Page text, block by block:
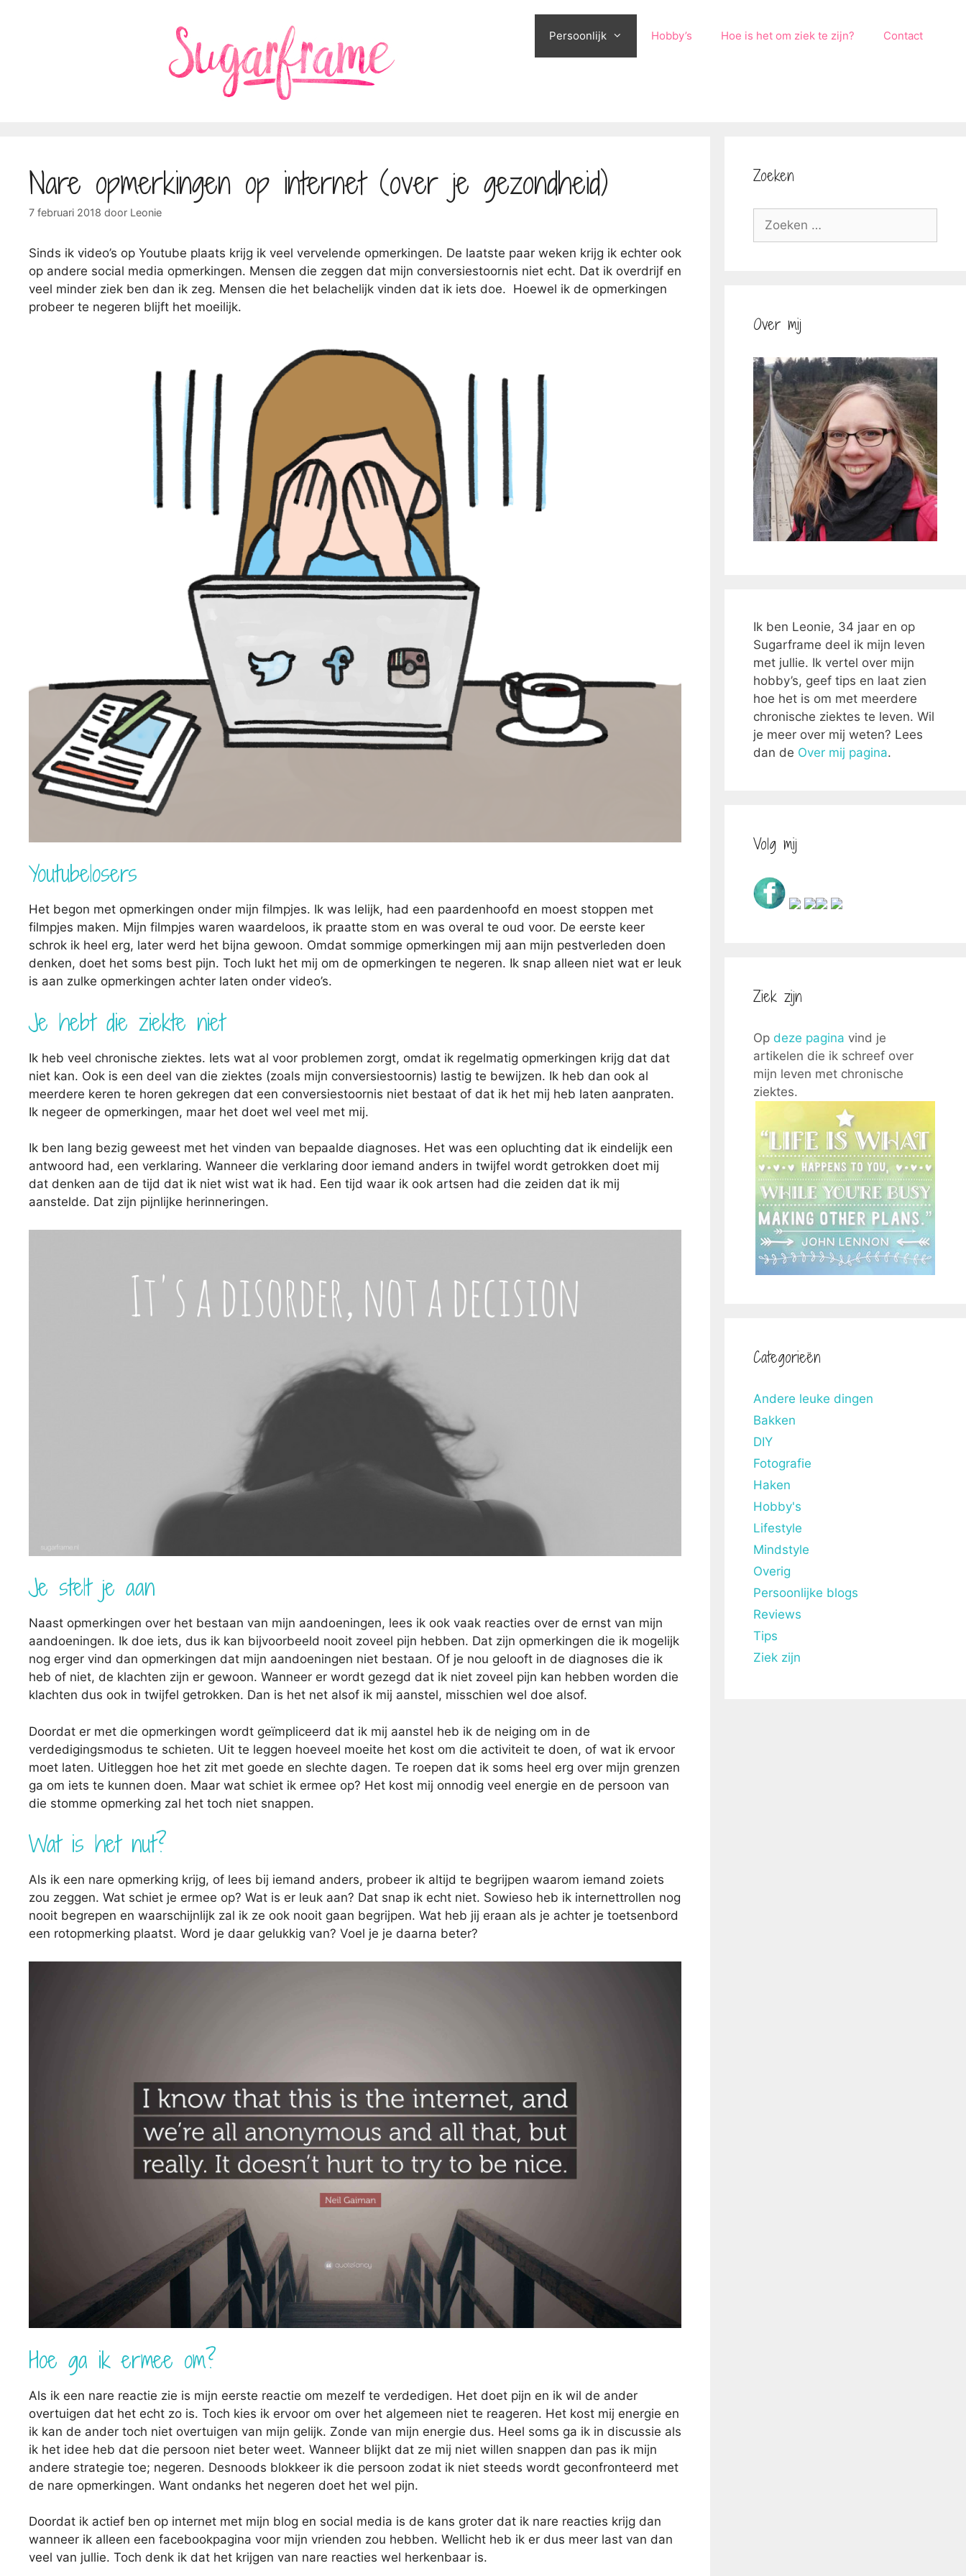
Persoonlijk Hobby’s Hoe is het om ziek te zijn? Contact
Nare opmerkingen op internet (over je gezondheid)
7 februari 2018 door Leonie
Sinds ik video’s op Youtube plaats krijg ik veel vervelende opmerkingen. De laatste paar weken krijg ik echter ook
op andere social media opmerkingen. Mensen die zeggen dat mijn conversiestoornis niet echt. Dat ik overdrijf en
veel minder ziek ben dan ik zeg. Mensen die het belachelijk vinden dat ik iets doe. Hoewel ik de opmerkingen
probeer te negeren blijft het moeilijk.
Youtubelosers
Het begon met opmerkingen onder mijn filmpjes. Ik was lelijk, had een paardenhoofd en moest stoppen met
filmpjes maken. Mijn filmpjes waren waardeloos, ik praatte stom en was overal te oud voor. De eerste keer
schrok ik heel erg, later werd het bijna gewoon. Omdat sommige opmerkingen mij aan mijn pestverleden doen
denken, doet het soms best pijn. Toch lukt het mij om de opmerkingen te negeren. Ik snap alleen niet wat er leuk
is aan zulke opmerkingen achter laten onder video’s.
Je hebt die ziekte niet
Ik heb veel chronische ziektes. Iets wat al voor problemen zorgt, omdat ik regelmatig opmerkingen krijg dat dat
niet kan. Ook is een deel van die ziektes (zoals mijn conversiestoornis) lastig te bewijzen. Ik heb dan ook al
meerdere keren te horen gekregen dat een conversiestoornis niet bestaat of dat ik het mij heb laten aanpraten.
Ik negeer de opmerkingen, maar het doet wel veel met mij.
Ik ben lang bezig geweest met het vinden van bepaalde diagnoses. Het was een opluchting dat ik eindelijk een
antwoord had, een verklaring. Wanneer die verklaring door iemand anders in twijfel wordt getrokken doet mij
dat denken aan de tijd dat ik niet wist wat ik had. Een tijd waar ik ook artsen had die zeiden dat ik mij
aanstelde. Dat zijn pijnlijke herinneringen.
Je stelt je aan
Naast opmerkingen over het bestaan van mijn aandoeningen, lees ik ook vaak reacties over de ernst van mijn
aandoeningen. Ik doe iets, dus ik kan bijvoorbeeld nooit zoveel pijn hebben. Dat zijn opmerkingen die ik mogelijk
nog erger vind dan opmerkingen dat mijn aandoeningen niet bestaan. Of je nou gelooft in de diagnoses die ik
heb of niet, de klachten zijn er gewoon. Wanneer er wordt gezegd dat ik niet zoveel pijn kan hebben worden die
klachten dus ook in twijfel getrokken. Dan is het net alsof ik mij aanstel, misschien wel doe alsof.
Doordat er met die opmerkingen wordt geïmpliceerd dat ik mij aanstel heb ik de neiging om in de
verdedigingsmodus te schieten. Uit te leggen hoeveel moeite het kost om die activiteit te doen, of wat ik ervoor
moet laten. Uitleggen hoe het zit met goede en slechte dagen. Te roepen dat ik soms heel erg over mijn grenzen
ga om iets te kunnen doen. Maar wat schiet ik ermee op? Het kost mij onnodig veel energie en de persoon van
die stomme opmerking zal het toch niet snappen.
Wat is het nut?
Als ik een nare opmerking krijg, of lees bij iemand anders, probeer ik altijd te begrijpen waarom iemand zoiets
zou zeggen. Wat schiet je ermee op? Wat is er leuk aan? Dat snap ik echt niet. Sowieso heb ik internettrollen nog
nooit begrepen en waarschijnlijk zal ik ze ook nooit gaan begrijpen. Wat heb jij eraan als je achter je toetsenbord
een rotopmerking plaatst. Word je daar gelukkig van? Voel je je daarna beter?
Hoe ga ik ermee om?
Als ik een nare reactie zie is mijn eerste reactie om mezelf te verdedigen. Het doet pijn en ik wil de ander
overtuigen dat het echt zo is. Toch kies ik ervoor om over het algemeen niet te reageren. Het kost mij energie en
ik kan de ander toch niet overtuigen van mijn gelijk. Zonde van mijn energie dus. Heel soms ga ik in discussie als
ik het idee heb dat die persoon niet beter weet. Wanneer blijkt dat ze mij niet willen snappen dan pas ik mijn
andere strategie toe; negeren. Desnoods blokkeer ik die persoon zodat ik niet steeds wordt geconfronteerd met
de nare opmerkingen. Want ondanks het negeren doet het wel pijn.
Doordat ik actief ben op internet met mijn blog en social media is de kans groter dat ik nare reacties krijg dan
wanneer ik alleen een facebookpagina voor mijn vrienden zou hebben. Wellicht heb ik er dus meer last van dan
veel van jullie. Toch denk ik dat het krijgen van nare reacties wel herkenbaar is.
Zoeken
Zoek
Over mij
Ik ben Leonie, 34 jaar en op
Sugarframe deel ik mijn leven
met jullie. Ik vertel over mijn
hobby’s, geef tips en laat zien
hoe het is om met meerdere
chronische ziektes te leven. Wil
je meer over mij weten? Lees
dan de Over mij pagina.
Volg mij
Ziek zijn
Op deze pagina vind je
artikelen die ik schreef over
mijn leven met chronische
ziektes.
Categorieën
Andere leuke dingen
Bakken
DIY
Fotografie
Haken
Hobby's
Lifestyle
Mindstyle
Overig
Persoonlijke blogs
Reviews
Tips
Ziek zijn